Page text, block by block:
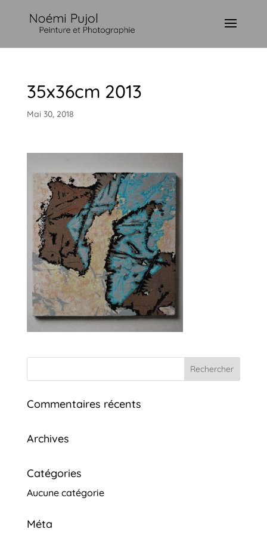
35x36cm 2013
Mai 30, 2018
Commentaires récents
Archives
Catégories
Aucune catégorie
Méta